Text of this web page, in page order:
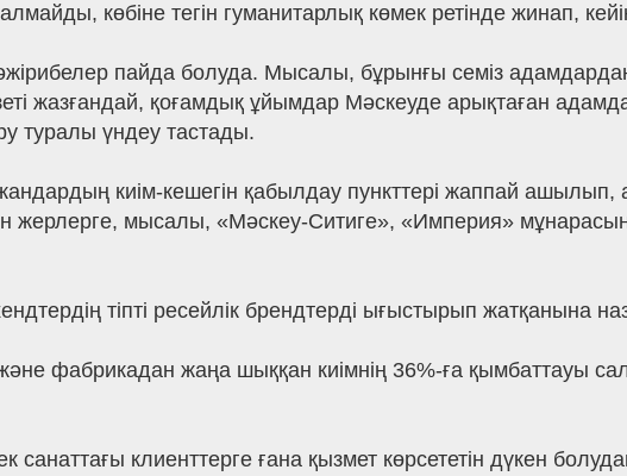
көбіне тегін гуманитарлық көмек ретінде жинап,
пайда болуда. Мысалы, бұрынғы семіз
жазғандай, қоғамдық ұйымдар Мәскеуде арықтаған
туралы үндеу тастады.
киім-кешегін қабылдау пункттері жаппай
жерлерге, мысалы, «Мәскеу-Ситиге», «Империя»
тіпті ресейлік брендтерді ығыстырып жатқанына
фабрикадан жаңа шыққан киімнің 36%-ға қымбаттауы
клиенттерге ғана қызмет көрсететін дүкен